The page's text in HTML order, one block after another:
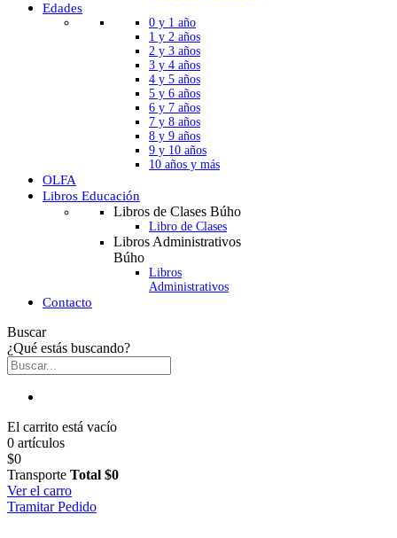
Edades
0 y 1 año
1 y 2 años
2 y 3 años
3 y 4 años
4 y 5 años
5 y 6 años
6 y 7 años
7 y 8 años
8 y 9 años
9 y 10 años
10 años y más
OLFA
Libros Educación
Libros de Clases Búho
Libro de Clases
Libros Administrativos
Búho
Libros
Administrativos
Contacto
Buscar
¿Qué estás buscando?
El carrito está vacío
0 artículos
$0
Transporte Total $0
Ver el carro
Tramitar Pedido